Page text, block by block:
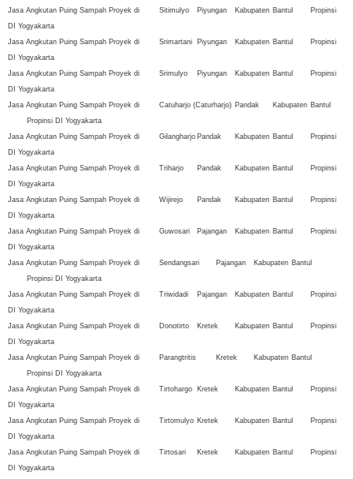
Jasa Angkutan Puing Sampah Proyek di Sitimulyo Piyungan Kabupaten Bantul
Propinsi
DI Yogyakarta
Jasa Angkutan Puing Sampah Proyek di
Srimartani Piyungan Kabupaten Bantul
Propinsi
DI Yogyakarta
Jasa Angkutan Puing Sampah Proyek di
Srimulyo Piyungan Kabupaten Bantul
Propinsi
DI Yogyakarta
Jasa Angkutan Puing Sampah Proyek di
Catuharjo (Caturharjo) Pandak Kabupaten Bantul
Propinsi DI Yogyakarta
Jasa Angkutan Puing Sampah Proyek di
Gilangharjo Pandak Kabupaten Bantul
Propinsi
DI Yogyakarta
Jasa Angkutan Puing Sampah Proyek di
Triharjo Pandak Kabupaten Bantul
Propinsi
DI Yogyakarta
Jasa Angkutan Puing Sampah Proyek di
Wijirejo Pandak Kabupaten Bantul
Propinsi
DI Yogyakarta
Jasa Angkutan Puing Sampah Proyek di
Guwosari Pajangan Kabupaten Bantul
Propinsi
DI Yogyakarta
Jasa Angkutan Puing Sampah Proyek di
Sendangsari Pajangan Kabupaten Bantul
Propinsi DI Yogyakarta
Jasa Angkutan Puing Sampah Proyek di
Triwidadi Pajangan Kabupaten Bantul
Propinsi
DI Yogyakarta
Jasa Angkutan Puing Sampah Proyek di
Donotirto Kretek Kabupaten Bantul
Propinsi
DI Yogyakarta
Jasa Angkutan Puing Sampah Proyek di
Parangtritis Kretek Kabupaten Bantul
Propinsi DI Yogyakarta
Jasa Angkutan Puing Sampah Proyek di
Tirtohargo Kretek Kabupaten Bantul
Propinsi
DI Yogyakarta
Jasa Angkutan Puing Sampah Proyek di
Tirtomulyo Kretek Kabupaten Bantul
Propinsi
DI Yogyakarta
Jasa Angkutan Puing Sampah Proyek di
Tirtosari Kretek Kabupaten Bantul
Propinsi
DI Yogyakarta